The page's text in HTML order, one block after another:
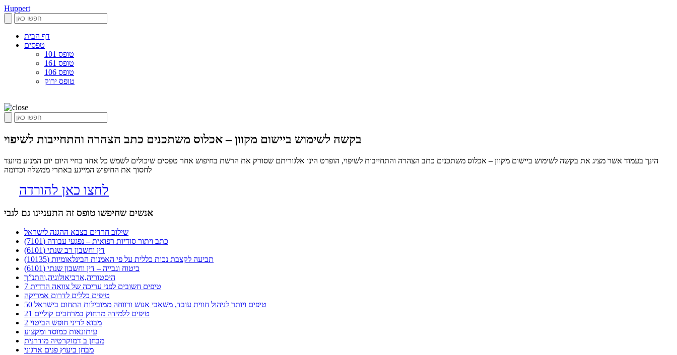
Huppert
דף הבית
טפסים
טופס 101
טופס 161
טופס 106
טופס ירוק
בקשה לשימוש ביישום מקוון – אכלוס משתכנים כתב הצהרה והתחייבות לשיפוי
הינך בעמוד אשר מציג את בקשה לשימוש ביישום מקוון – אכלוס משתכנים כתב הצהרה והתחייבות לשיפוי, הופרט הינו אלגוריתם שסורק את הרשת בחיפוש אחר טפסים שיכולים לשמש כל אחד בחיי היום יום המנוע מיועד
לחסוך את החיפוש המייגע באתרי ממשלה וכדומה
לחצו כאן להורדה
אנשים שחיפשו טופס זה התעניינו גם לגבי
שילוב חרדים בצבא ההגנה לישראל
כתב ויתור סודיות רפואית – נפגעי עבודה (7101)
דין וחשבון רב שנתי (6101)
תביעה לקצבת נכות כללית על פי האמנות הבינלאומיות (10135)
ביטוח וגבייה – דין וחשבון שנתי (6101)
היסטוריה,ארכיאולוגיה,והתנ”ך
7 טיפים חשובים לפני עריכה של צוואה הדדית
טיפים כללים לדרום אמריקה
50 טיפים ויותר לניהול חווית עובד, משאבי אנוש ורווחה ממובילות התחום בישראל
21 טיפים ללמידה מרחוק במרחבים קוליים
מבוא לדיני חופש הביטוי 2
עיתונאות כמוסד ומקצוע
מבחן ב דמוקרטיה מודרנית
מבחן ביעוץ פנים ארגוני